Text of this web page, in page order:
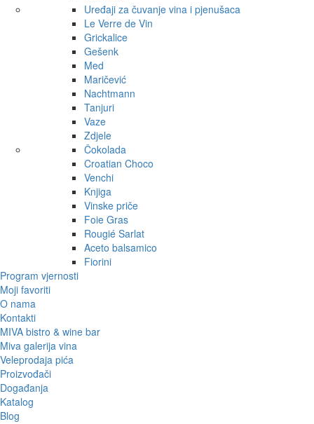
Uređaji za čuvanje vina i pjenušaca
Le Verre de Vin
Grickalice
Gešenk
Med
Maričević
Nachtmann
Tanjuri
Vaze
Zdjele
Čokolada
Croatian Choco
Venchi
Knjiga
Vinske priče
Foie Gras
Rougié Sarlat
Aceto balsamico
Fiorini
Program vjernosti
Moji favoriti
O nama
Kontakti
MIVA bistro & wine bar
Miva galerija vina
Veleprodaja pića
Proizvođači
Događanja
Katalog
Blog